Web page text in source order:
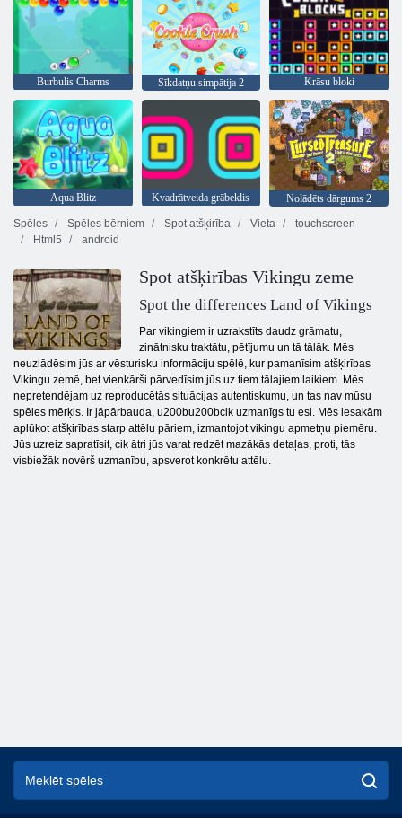
Burbulis Charms Sīkdatņu simpātija 2 Krāsu bloki
Aqua Blitz Kvadrātveida grābeklis
Nolādēts dārgums 2
Spēles
Spēles bērniem Spot atšķirība Vieta
touchscreen
Html5
android
Spot atšķirības Vikingu zeme
Spot the differences Land of Vikings
Par vikingiem ir uzrakstīts daudz grāmatu,
zinātnisku traktātu, pētījumu un tā tālāk. Mēs
neuzlādēsim jūs ar vēsturisku informāciju spēlē, kur pamanīsim atšķirības
Vikingu zemē, bet vienkārši pārvedīsim jūs uz tiem tālajiem laikiem. Mēs
nepretendējam uz reproducētās situācijas autentiskumu, un tas nav mūsu
spēles mērķis. Ir jāpārbauda, u200bu200bcik uzmanīgs tu esi. Mēs iesakām
aplūkot atšķirības starp attēlu pāriem, izmantojot vikingu apmetņu piemēru.
Jūs uzreiz sapratīsit, cik ātri jūs varat redzēt mazākās detaļas, proti, tās
visbiežāk novērš uzmanību, apsverot konkrētu attēlu.